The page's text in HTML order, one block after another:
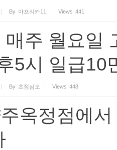
By 아프리카11 Views 441
매주 월요일
5시 일급10
By 초점심도 Views 448
옥정점에